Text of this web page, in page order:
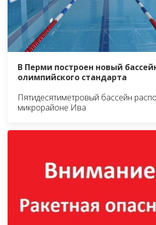
В Перми построен новый
олимпийского стандарта
Пятидесятиметровый бассейн
микрорайоне Ива